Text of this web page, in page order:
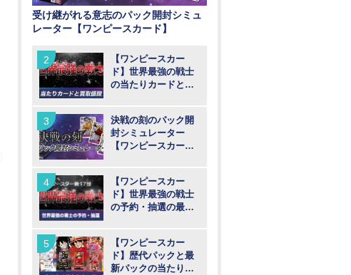
受け継がれる意志のパック開封シミュ
レーター【ワンピースカード】
【ワンピースカー
ド】世界最強の戦士
の当たりカードと買
決戦の刻のパック開
封シミュレーター
【ワンピースカー
【ワンピースカー
ド】世界最強の戦士
の予約・抽選の最新
【ワンピースカー
ド】歴代パックと最
新パックの当たりカ